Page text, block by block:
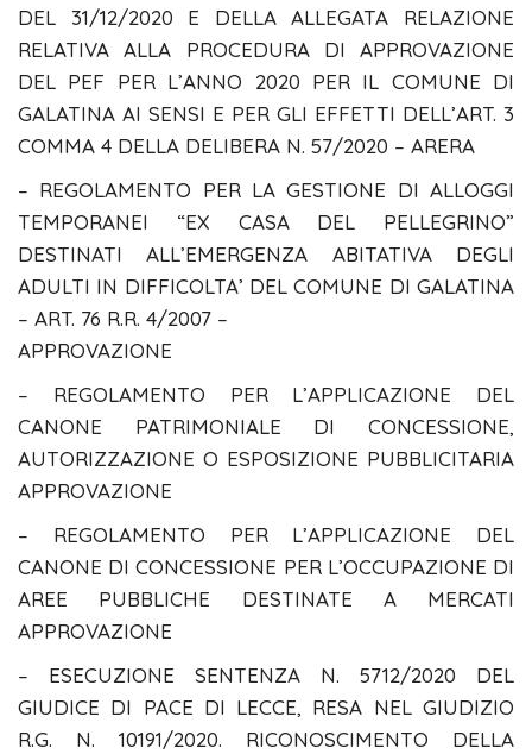
DEL 31/12/2020 E DELLA ALLEGATA RELAZIONE
RELATIVA ALLA PROCEDURA DI APPROVAZIONE
DEL PEF PER L’ANNO 2020 PER IL COMUNE DI
GALATINA AI SENSI E PER GLI EFFETTI DELL’ART. 3
COMMA 4 DELLA DELIBERA N. 57/2020 – ARERA
– REGOLAMENTO PER LA GESTIONE DI ALLOGGI
TEMPORANEI “EX CASA DEL PELLEGRINO”
DESTINATI ALL’EMERGENZA ABITATIVA DEGLI
ADULTI IN DIFFICOLTA’ DEL COMUNE DI GALATINA
– ART. 76 R.R. 4/2007 –
APPROVAZIONE
– REGOLAMENTO PER L’APPLICAZIONE DEL
CANONE PATRIMONIALE DI CONCESSIONE,
AUTORIZZAZIONE O ESPOSIZIONE PUBBLICITARIA
APPROVAZIONE
– REGOLAMENTO PER L’APPLICAZIONE DEL
CANONE DI CONCESSIONE PER L’OCCUPAZIONE DI
AREE PUBBLICHE DESTINATE A MERCATI
APPROVAZIONE
– ESECUZIONE SENTENZA N. 5712/2020 DEL
GIUDICE DI PACE DI LECCE, RESA NEL GIUDIZIO
R.G. N. 10191/2020. RICONOSCIMENTO DELLA